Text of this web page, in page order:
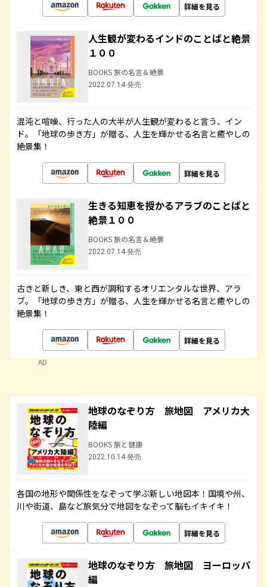
詳細を見る
人生観が変わるインドのことばと絶景
１００
BOOKS 旅の名言＆絶景
2022.07.14 発売
混沌と喧噪、行った人の大半が人生観が変わると言う、イン
ド。「地球の歩き方」が贈る、人生を輝かせる名言と癒やしの
絶景集！
詳細を見る
生きる知恵を授かるアラブのことばと
絶景１００
BOOKS 旅の名言＆絶景
2022.07.14 発売
古きと新しき、東と西が調和するオリエンタルな世界、アラ
ブ。「地球の歩き方」が贈る、人生を輝かせる名言と癒やしの
絶景集！
詳細を見る
AD
地球のなぞり方 旅地図 アメリカ大
陸編
BOOKS 旅と健康
2022.10.14 発売
各国の地形や関係性をなぞって学ぶ新しい地図本！国境や州、
川や街道、島など旅気分で地図をなぞって脳もイキイキ！
詳細を見る
地球のなぞり方 旅地図 ヨーロッパ
編